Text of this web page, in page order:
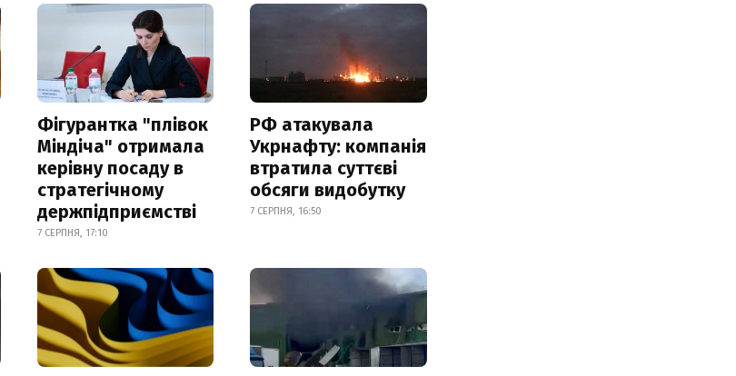
Фігурантка "плівок
Міндіча" отримала
керівну посаду в
стратегічному
держпідприємстві
7 СЕРПНЯ, 17:10
РФ атакувала
Укрнафту: компанія
втратила суттєві
обсяги видобутку
7 СЕРПНЯ, 16:50